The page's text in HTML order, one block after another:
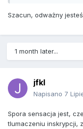
Szacun, odważny
1 month later...
jfkl
Napisano 7
Spora sensacja jest,
tlumaczeniu inskrypcji,